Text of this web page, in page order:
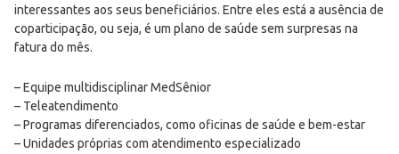
interessantes aos seus beneficiários. Entre eles está a ausência de
coparticipação, ou seja, é um plano de saúde sem surpresas na
fatura do mês.
– Equipe multidisciplinar MedSênior
– Teleatendimento
– Programas diferenciados, como oficinas de saúde e bem-estar
– Unidades próprias com atendimento especializado